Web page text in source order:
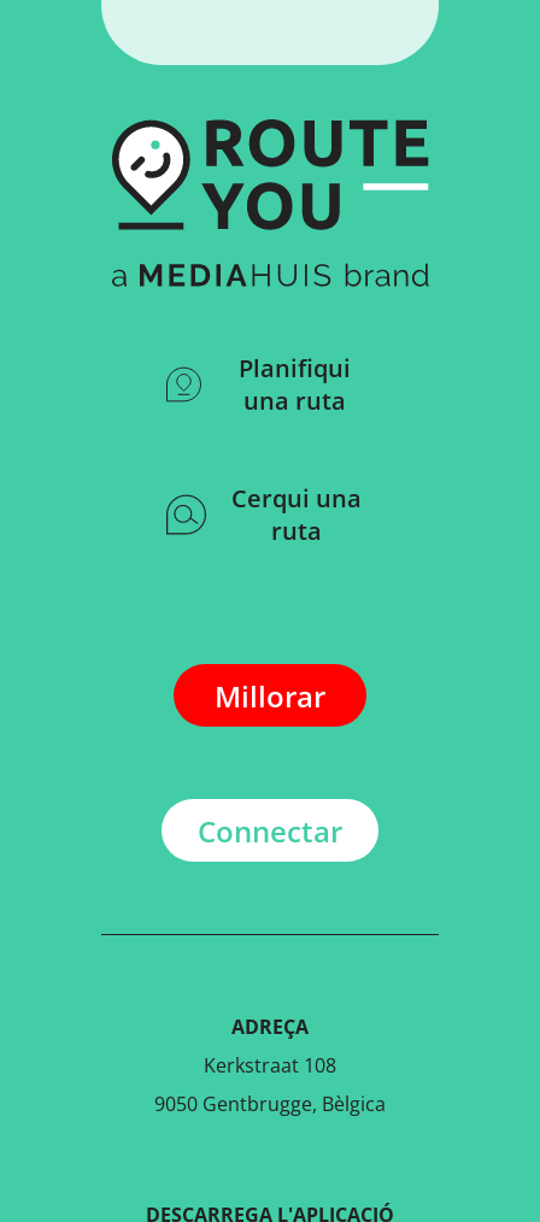
Planifiqui
una ruta
Cerqui una
ruta
Millorar
Connectar
ADREÇA
Kerkstraat 108
9050 Gentbrugge, Bèlgica
DESCARREGA L'APLICACIÓ